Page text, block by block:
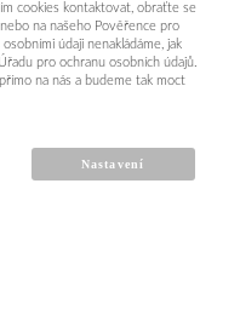
cookies kontaktovat, obraťte se
na našeho Pověřence pro
údaji nenakládáme, jak
pro ochranu osobních údajů.
na nás a budeme tak moct
Nastavení